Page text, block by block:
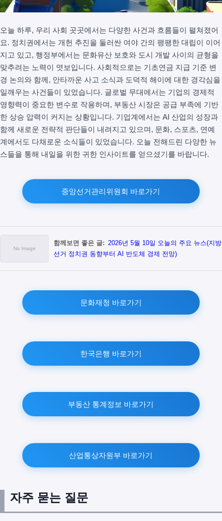
오늘 하루, 우리 사회 곳곳에서는 다양한 사건과 흐름들이 펼쳐졌어
요. 정치권에서는 개헌 추진을 둘러싼 여야 간의 팽팽한 대립이 이어
지고 있고, 행정부에서는 문화유산 보호와 도시 개발 사이의 균형을
맞추려는 노력이 엿보입니다. 사회적으로는 기초연금 지급 기준 변
경 논의와 함께, 안타까운 사고 소식과 도덕적 해이에 대한 경각심을
일깨우는 사건들이 있었습니다. 글로벌 무대에서는 기업의 경제적
영향력이 중요한 변수로 작용하며, 부동산 시장은 공급 부족에 기반
한 상승 압력이 커지는 상황입니다. 기업계에서는 AI 산업의 성장과
함께 새로운 전략적 판단들이 내려지고 있으며, 문화, 스포츠, 연예
계에서도 다채로운 소식들이 있었습니다. 오늘 전해드린 다양한 뉴
스들을 통해 내일을 위한 귀한 인사이트를 얻으셨기를 바랍니다.
중앙선거관리위원회 바로가기
함께보면 좋은 글: 2026년 5월 10일 오늘의 주요 뉴스(지방
선거 정치권 동향부터 AI 반도체 경제 전망)
문화재청 바로가기
한국은행 바로가기
부동산 통계정보 바로가기
산업통상자원부 바로가기
자주 묻는 질문